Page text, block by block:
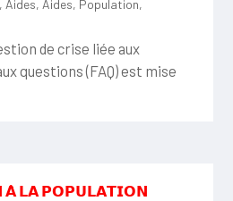
, Aides, Aides, Population,
de crise liée aux
questions (FAQ) est mise
𝗟𝗔 𝗣𝗢𝗣𝗨𝗟𝗔𝗧𝗜𝗢𝗡